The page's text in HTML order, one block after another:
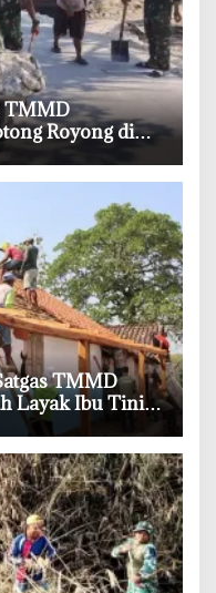
TMMD
Royong di
TMMD
Layak Ibu Tini